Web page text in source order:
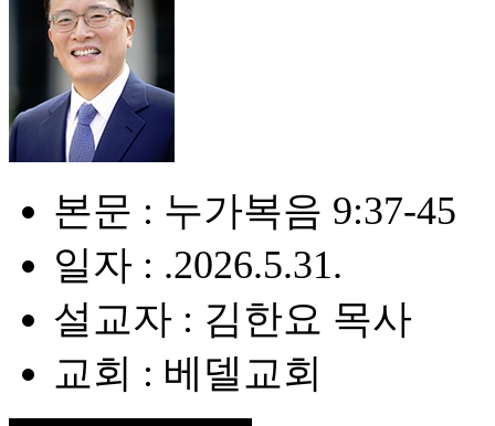
본문 : 누가복음 9:37-45
일자 : .2026.5.31.
설교자 : 김한요 목사
교회 : 베델교회